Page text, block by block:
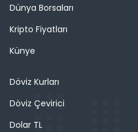
Dünya Borsaları
Kripto Fiyatları
Künye
Döviz Kurları
Döviz Çevirici
Dolar TL